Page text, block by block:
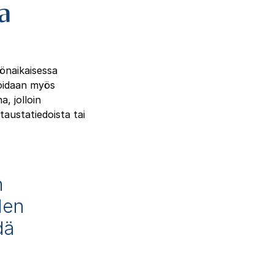
myös
jolloin
tai